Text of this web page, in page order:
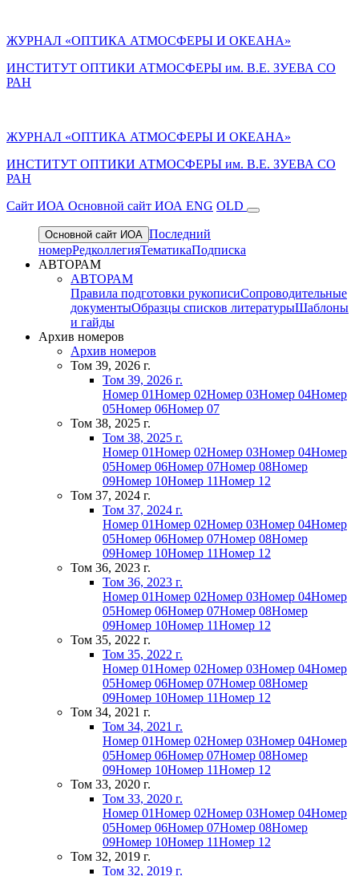
ЖУРНАЛ «ОПТИКА АТМОСФЕРЫ И ОКЕАНА»
ИНСТИТУТ ОПТИКИ АТМОСФЕРЫ им. В.Е. ЗУЕВА СО
РАН
ЖУРНАЛ «ОПТИКА АТМОСФЕРЫ И ОКЕАНА»
ИНСТИТУТ ОПТИКИ АТМОСФЕРЫ им. В.Е. ЗУЕВА СО
РАН
Cайт ИОА Основной сайт ИОА ENG OLD
Основной сайт ИОА Последний
номерРедколлегияТематикаПодписка
АВТОРАМ
АВТОРАМ
Правила подготовки рукописиСопроводительные
документыОбразцы списков литературыШаблоны
и гайды
Архив номеров
Архив номеров
Том 39, 2026 г.
Том 39, 2026 г.
Номер 01Номер 02Номер 03Номер 04Номер
05Номер 06Номер 07
Том 38, 2025 г.
Том 38, 2025 г.
Номер 01Номер 02Номер 03Номер 04Номер
05Номер 06Номер 07Номер 08Номер
09Номер 10Номер 11Номер 12
Том 37, 2024 г.
Том 37, 2024 г.
Номер 01Номер 02Номер 03Номер 04Номер
05Номер 06Номер 07Номер 08Номер
09Номер 10Номер 11Номер 12
Том 36, 2023 г.
Том 36, 2023 г.
Номер 01Номер 02Номер 03Номер 04Номер
05Номер 06Номер 07Номер 08Номер
09Номер 10Номер 11Номер 12
Том 35, 2022 г.
Том 35, 2022 г.
Номер 01Номер 02Номер 03Номер 04Номер
05Номер 06Номер 07Номер 08Номер
09Номер 10Номер 11Номер 12
Том 34, 2021 г.
Том 34, 2021 г.
Номер 01Номер 02Номер 03Номер 04Номер
05Номер 06Номер 07Номер 08Номер
09Номер 10Номер 11Номер 12
Том 33, 2020 г.
Том 33, 2020 г.
Номер 01Номер 02Номер 03Номер 04Номер
05Номер 06Номер 07Номер 08Номер
09Номер 10Номер 11Номер 12
Том 32, 2019 г.
Том 32, 2019 г.